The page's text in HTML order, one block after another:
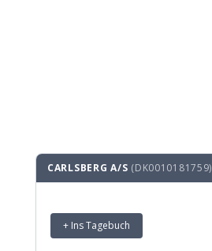
CARLSBERG A/S (DK0010181759)
+ Ins Tagebuch